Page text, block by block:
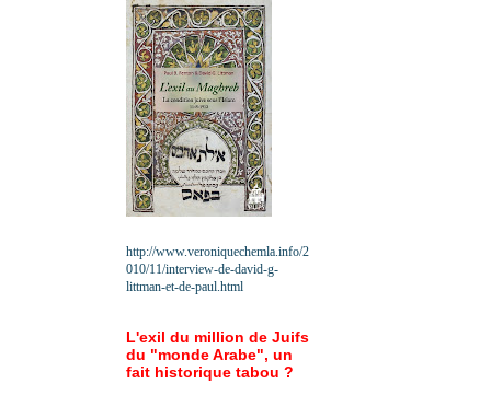
http://www.veroniquechemla.info/2
010/11/interview-de-david-g-
littman-et-de-paul.html
L'exil du million de Juifs
du "monde Arabe", un
fait historique tabou ?